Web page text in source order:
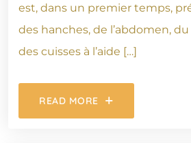
est, dans un premier temps,
des hanches, de l’abdomen,
des cuisses à l’aide […]
READ MORE